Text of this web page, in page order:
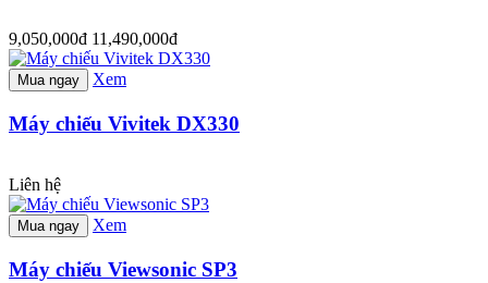
9,050,000đ 11,490,000đ
Mua ngay Xem
Máy chiếu Vivitek DX330
Liên hệ
Mua ngay Xem
Máy chiếu Viewsonic SP3